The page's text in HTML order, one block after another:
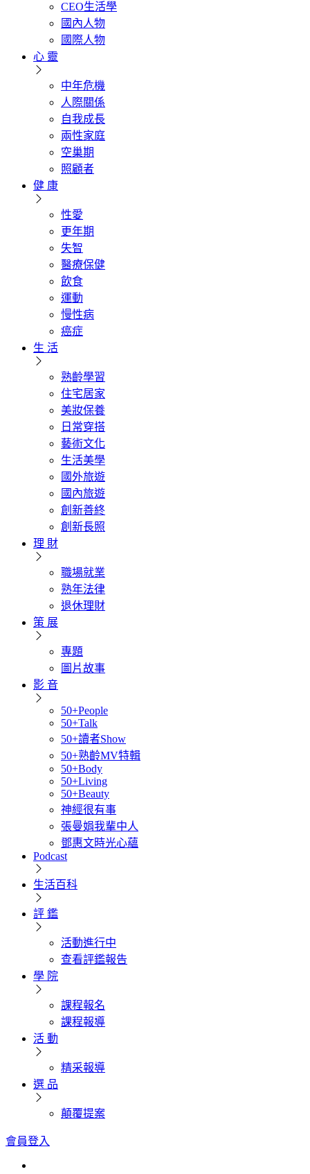
CEO生活學
國內人物
國際人物
心 靈
中年危機
人際關係
自我成長
兩性家庭
空巢期
照顧者
健 康
性愛
更年期
失智
醫療保健
飲食
運動
慢性病
癌症
生 活
熟齡學習
住宅居家
美妝保養
日常穿搭
藝術文化
生活美學
國外旅遊
國內旅遊
創新善終
創新長照
理 財
職場就業
熟年法律
退休理財
策 展
專題
圖片故事
影 音
50+People
50+Talk
50+讀者Show
50+熟齡MV特輯
50+Body
50+Living
50+Beauty
神經很有事
張曼娟我輩中人
鄧惠文時光心蘊
Podcast
生活百科
評 鑑
活動進行中
查看評鑑報告
學 院
課程報名
課程報導
活 動
精采報導
選 品
顛覆提案
會員登入